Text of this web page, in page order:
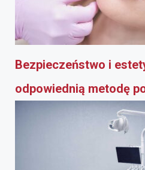
Bezpieczeństwo i
odpowiednią metodę